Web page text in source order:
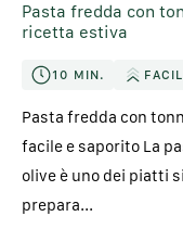
Pasta fredda con
ricetta estiva
10 MIN.
Pasta fredda con
facile e saporito La
olive è uno dei piatti
prepara...